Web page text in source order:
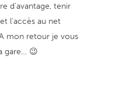
d’avantage, tenir
l’accès au net
mon retour je vous
gare… 😉